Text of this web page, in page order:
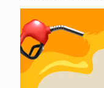
de
vídeo